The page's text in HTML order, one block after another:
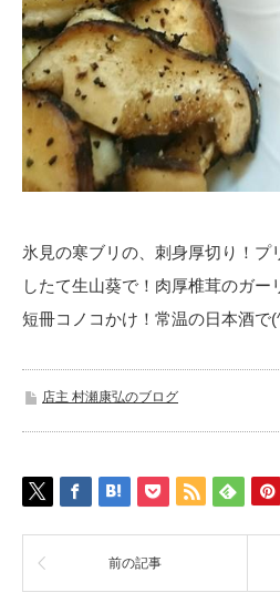
氷見の寒ブリの、刺身厚切り！プ
したて生山葵で！肉厚椎茸のガー
短冊コノコかけ！常温の日本酒で
店主 村瀬康弘のブログ
前の記事